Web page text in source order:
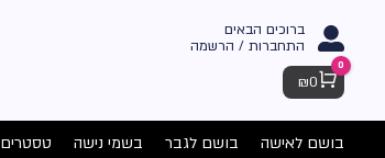
ברוכים הבאים
התחברות / הרשמה
Cart
0
₪0
בושם לאישה בושם לגבר בשמי נישה טסטרים